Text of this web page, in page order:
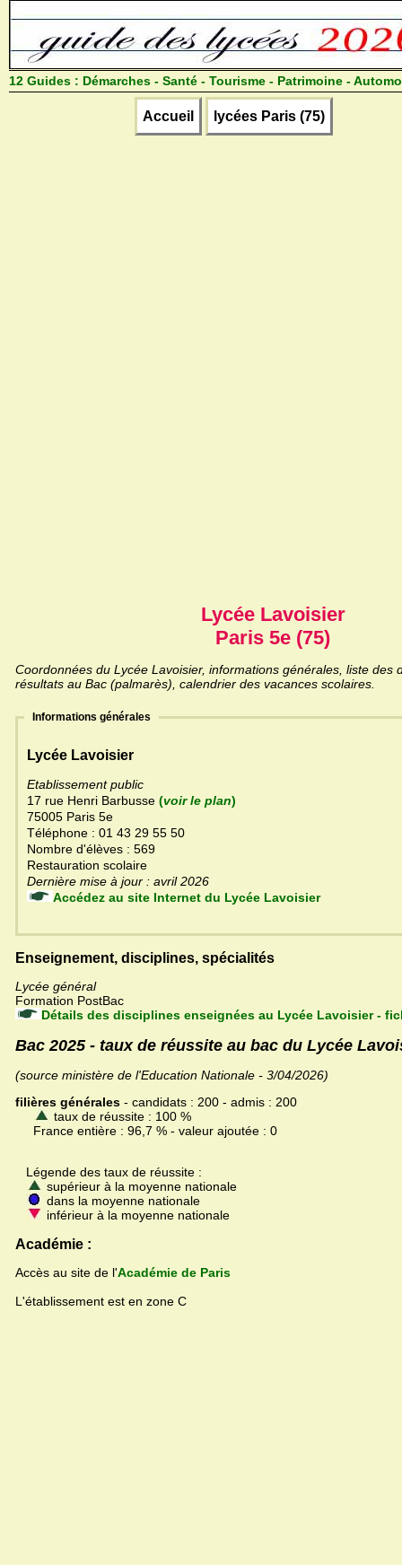
12 Guides : Démarches - Santé - Tourisme - Patrimoine -
Accueil lycées Paris (75)
Lycée Lavoisier
Paris 5e (75)
Coordonnées du Lycée Lavoisier, informations générales, liste des
résultats au Bac (palmarès), calendrier des vacances scolaires.
Informations générales
Lycée Lavoisier
Etablissement public
17 rue Henri Barbusse (voir le plan)
75005 Paris 5e
Téléphone : 01 43 29 55 50
Nombre d'élèves : 569
Restauration scolaire
Dernière mise à jour : avril 2026
Accédez au site Internet du Lycée Lavoisier
Enseignement, disciplines, spécialités
Lycée général
Formation PostBac
Détails des disciplines enseignées au Lycée Lavoisier -
Bac 2025 - taux de réussite au bac du Lycée
(source ministère de l'Education Nationale - 3/04/2026)
filières générales - candidats : 200 - admis : 200
taux de réussite : 100 %
France entière : 96,7 % - valeur ajoutée : 0
Légende des taux de réussite :
supérieur à la moyenne nationale
dans la moyenne nationale
inférieur à la moyenne nationale
Académie :
Accès au site de l'Académie de Paris
L'établissement est en zone C